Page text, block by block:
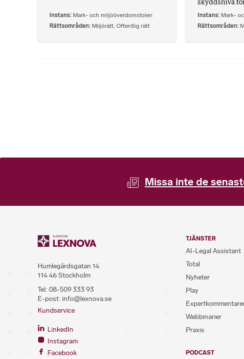
Instans Mark- och miljööverdomstolen
Rättsområden Miljörätt Offentlig rätt
skyddsnivå
Instans Mark-
Rättsområden
Missa inte de
Humlegårdsgatan 14
114 46 Stockholm
Tel: 08-509 333 93
E-post: info@lexnova.se
Kundservice
LinkedIn
Instagram
Facebook
TJÄNSTER
AI-Legal Assistant
Total
Nyheter
Play
Webbinarier
Praxis
PODCAST